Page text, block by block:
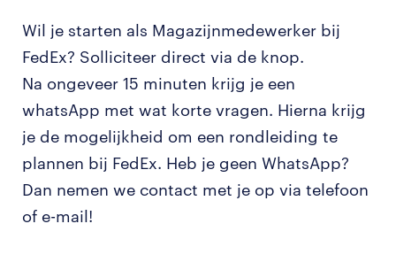
Wil je starten als Magazijnmedewerker bij
FedEx? Solliciteer direct via de knop.
Na ongeveer 15 minuten krijg je een
whatsApp met wat korte vragen. Hierna krijg
je de mogelijkheid om een rondleiding te
plannen bij FedEx. Heb je geen WhatsApp?
Dan nemen we contact met je op via telefoon
of e-mail!